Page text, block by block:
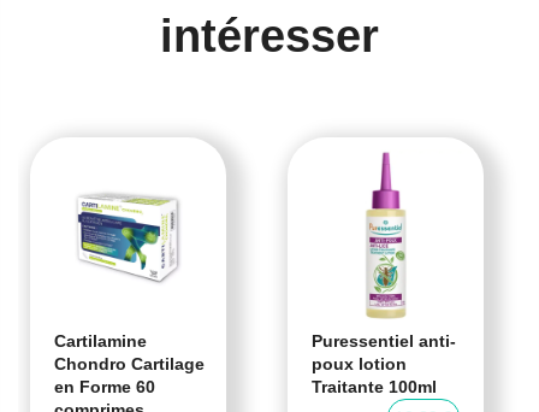
intéresser
Cartilamine
Chondro Cartilage
en Forme 60
Puressentiel anti-
poux lotion
Traitante 100ml